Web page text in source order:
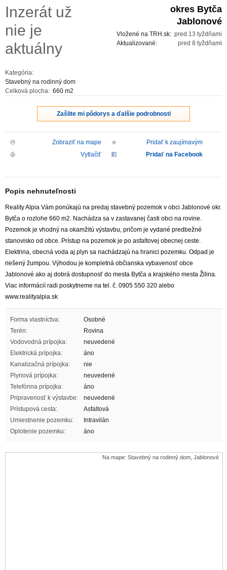
ZVÝRAZNENIE REALITNÝCH INZERÁTOV
OBCHODNÉ PODMIENKY
PRIPOMIENKY
Inzerát už
nie je
aktuálny
Kategória:
Stavebný na rodinný dom
Celková plocha: 660 m2
okres Bytča
Jablonové
pred 13 tyždňami
Vložené na TRH.sk:
pred 8 tyždňami
Aktualizované:
Zašlite mi pôdorys a ďalšie podrobnosti
Zobraziť na mape
Pridať k zaujímavým
Vytlačiť
Pridať na Facebook
Popis nehnuteľnosti
Reality Alpia Vám ponúkajú na predaj stavebný pozemok v obci Jablonové okr.
Bytča o rozlohe 660 m2. Nachádza sa v zastavanej časti obci na rovine.
Pozemok je vhodný na okamžitú výstavbu, pričom je vydané predbežné
stanovisko od obce. Prístup na pozemok je po asfaltovej obecnej ceste.
Elektrina, obecná voda aj plyn sa nachádzajú na hranici pozemku. Odpad je
riešený žumpou. Výhodou je kompletná občianska vybavenosť obce
Jablonové ako aj dobrá dostupnosť do mesta Bytča a krajského mesta Žilina.
Viac informácií radi poskytneme na tel. č. 0905 550 320 alebo
www.realityalpia.sk
Forma vlastníctva:
Osobné
Terén:
Rovina
Vodovodná prípojka:
neuvedené
Elektrická prípojka:
áno
Kanalizačná prípojka:
nie
Plynová prípojka:
neuvedené
Telefónna prípojka:
áno
Pripravenosť k výstavbe:
neuvedené
Prístupová cesta:
Asfaltová
Umiestnenie pozemku:
Intravilán
Oplotenie pozemku:
áno
Na mape: Stavebný na rodinný dom, Jablonové